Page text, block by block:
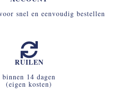
snel en eenvoudig bestellen
RUILEN
binnen 14 dagen
(eigen kosten)